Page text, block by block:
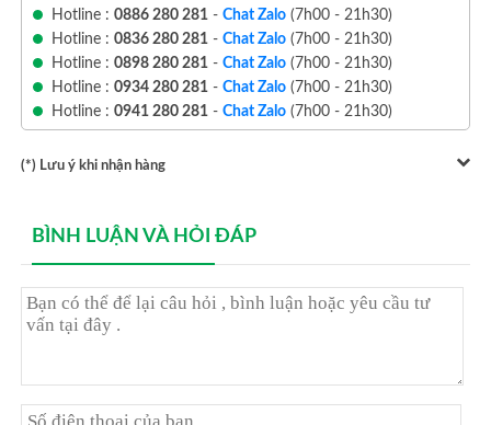
Hotline : 0886 280 281 - Chat Zalo(7h00 - 21h30)
Hotline : 0836 280 281 - Chat Zalo(7h00 - 21h30)
Hotline : 0898 280 281 - Chat Zalo(7h00 - 21h30)
Hotline : 0934 280 281 - Chat Zalo(7h00 - 21h30)
Hotline : 0941 280 281 - Chat Zalo(7h00 - 21h30)
(*) Lưu ý khi nhận hàng
BÌNH LUẬN VÀ HỎI ĐÁP